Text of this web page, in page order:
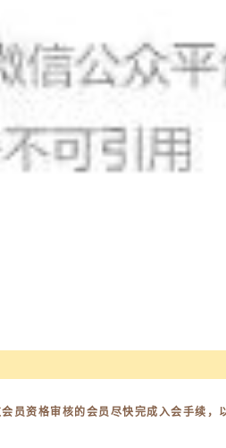
员资格审核的会员尽快完成入会手续，